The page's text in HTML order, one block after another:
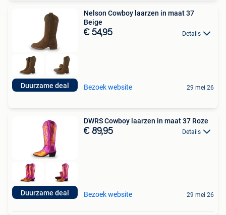
Duurzame deal
Nelson Cowboy laarzen in maat 37
Beige
€ 54,95 Details
Bezoek website 29 mei 26
Duurzame deal
DWRS Cowboy laarzen in maat 37 Roze
€ 89,95 Details
Bezoek website 29 mei 26